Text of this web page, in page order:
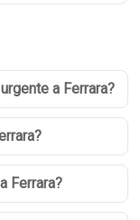
a Ferrara?
Ferrara?